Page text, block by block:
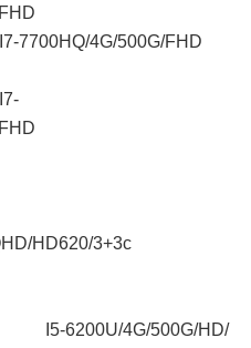
FHD
4G/500G/FHD
FHD
★
HD620/3+3c
6200U/4G/500G/HD/